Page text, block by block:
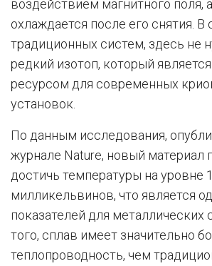
воздействием магнитного поля,
охлаждается после его снятия. В
традиционных систем, здесь не
редкий изотоп, который
ресурсом для современных
установок.
По данным исследования,
журнале Nature, новый материал
достичь температуры на уровне
милликельвинов, что является
показателей для металлических
того, сплав имеет значительно
теплопроводность, чем